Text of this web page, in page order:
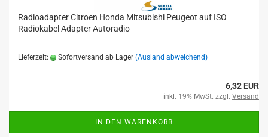
Radioadapter Citroen Honda Mitsubishi Peugeot auf ISO
Radiokabel Adapter Autoradio
Lieferzeit: Sofortversand ab Lager (Ausland abweichend)
6,32 EUR
inkl. 19% MwSt. zzgl. Versand
IN DEN WARENKORB